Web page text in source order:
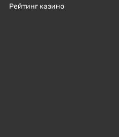
Рейтинг казино